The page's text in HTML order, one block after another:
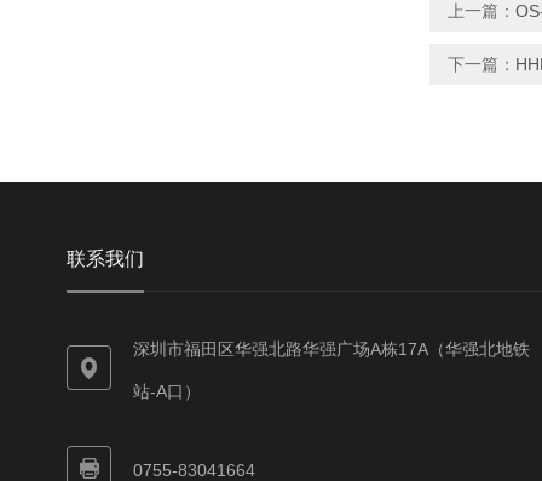
上一篇：
下一篇：
联系我们
深圳市福田区华强北路华强广场A栋17A（华强北地铁
站-A口）
0755-83041664